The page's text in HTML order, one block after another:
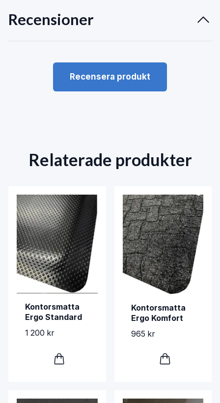
Recensioner
Recensera produkt
Relaterade produkter
Kontorsmatta
Ergo Standard
1 200 kr
Kontorsmatta
Ergo Komfort
965 kr